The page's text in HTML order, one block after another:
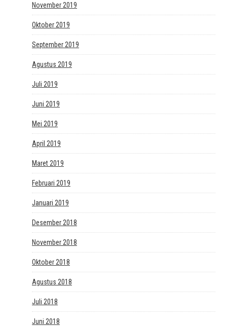
November 2019
Oktober 2019
September 2019
Agustus 2019
Juli 2019
Juni 2019
Mei 2019
April 2019
Maret 2019
Februari 2019
Januari 2019
Desember 2018
November 2018
Oktober 2018
Agustus 2018
Juli 2018
Juni 2018